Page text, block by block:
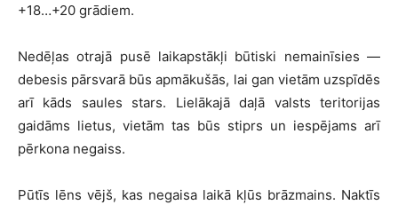
+18…+20 grādiem.
Nedēļas otrajā pusē laikapstākļi būtiski nemainīsies —
debesis pārsvarā būs apmākušās, lai gan vietām uzspīdēs
arī kāds saules stars. Lielākajā daļā valsts teritorijas
gaidāms lietus, vietām tas būs stiprs un iespējams arī
pērkona negaiss.
Pūtīs lēns vējš, kas negaisa laikā kļūs brāzmains. Naktīs